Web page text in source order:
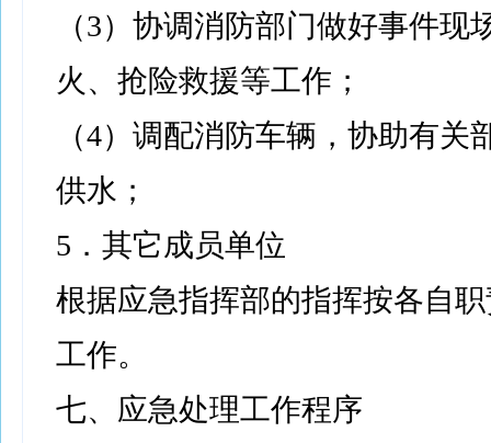
（3）协调消防部门做好事件现
火、抢险救援等工作；
（4）调配消防车辆，协助有关
供水；
5．其它成员单位
根据应急指挥部的指挥按各自
工作。
七、应急处理工作程序